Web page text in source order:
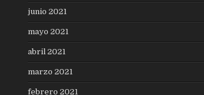
junio 2021
mayo 2021
abril 2021
marzo 2021
febrero 2021